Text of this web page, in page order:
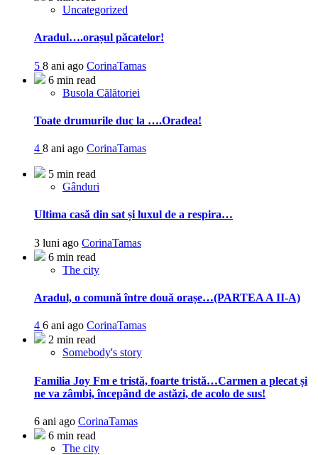
Uncategorized
Aradul….orașul păcatelor!
5 8 ani ago CorinaTamas
6 min read
Busola Călătoriei
Toate drumurile duc la ….Oradea!
4 8 ani ago CorinaTamas
5 min read
Gânduri
Ultima casă din sat și luxul de a respira…
3 luni ago CorinaTamas
6 min read
The city
Aradul, o comună între două orașe…(PARTEA A II-A)
4 6 ani ago CorinaTamas
2 min read
Somebody's story
Familia Joy Fm e tristă, foarte tristă…Carmen a plecat și
ne va zâmbi, începând de astăzi, de acolo de sus!
6 ani ago CorinaTamas
6 min read
The city